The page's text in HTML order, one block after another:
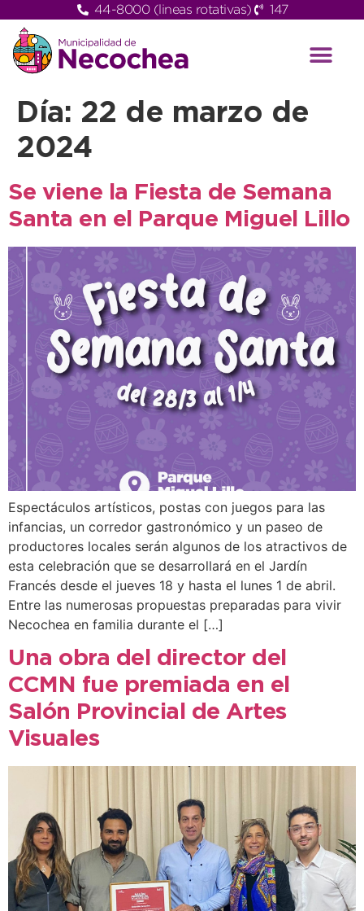
44-8000 (lineas rotativas) 147
Día: 22 de marzo de
2024
Se viene la Fiesta de Semana
Santa en el Parque Miguel Lillo
Espectáculos artísticos, postas con juegos para las
infancias, un corredor gastronómico y un paseo de
productores locales serán algunos de los atractivos de
esta celebración que se desarrollará en el Jardín
Francés desde el jueves 18 y hasta el lunes 1 de abril.
Entre las numerosas propuestas preparadas para vivir
Necochea en familia durante el […]
Una obra del director del
CCMN fue premiada en el
Salón Provincial de Artes
Visuales